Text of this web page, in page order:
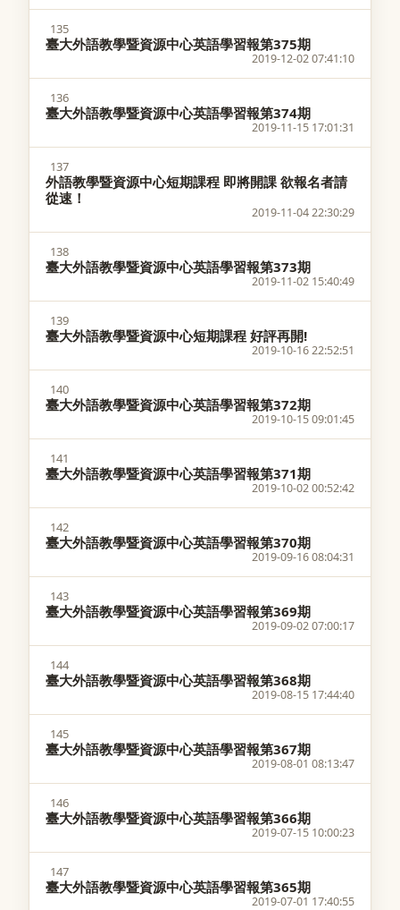
135
臺大外語教學暨資源中心英語學習報第375期
2019-12-02 07:41:10
136
臺大外語教學暨資源中心英語學習報第374期
2019-11-15 17:01:31
137
外語教學暨資源中心短期課程 即將開課 欲報名者請
從速！
2019-11-04 22:30:29
138
臺大外語教學暨資源中心英語學習報第373期
2019-11-02 15:40:49
139
臺大外語教學暨資源中心短期課程 好評再開!
2019-10-16 22:52:51
140
臺大外語教學暨資源中心英語學習報第372期
2019-10-15 09:01:45
141
臺大外語教學暨資源中心英語學習報第371期
2019-10-02 00:52:42
142
臺大外語教學暨資源中心英語學習報第370期
2019-09-16 08:04:31
143
臺大外語教學暨資源中心英語學習報第369期
2019-09-02 07:00:17
144
臺大外語教學暨資源中心英語學習報第368期
2019-08-15 17:44:40
145
臺大外語教學暨資源中心英語學習報第367期
2019-08-01 08:13:47
146
臺大外語教學暨資源中心英語學習報第366期
2019-07-15 10:00:23
147
臺大外語教學暨資源中心英語學習報第365期
2019-07-01 17:40:55